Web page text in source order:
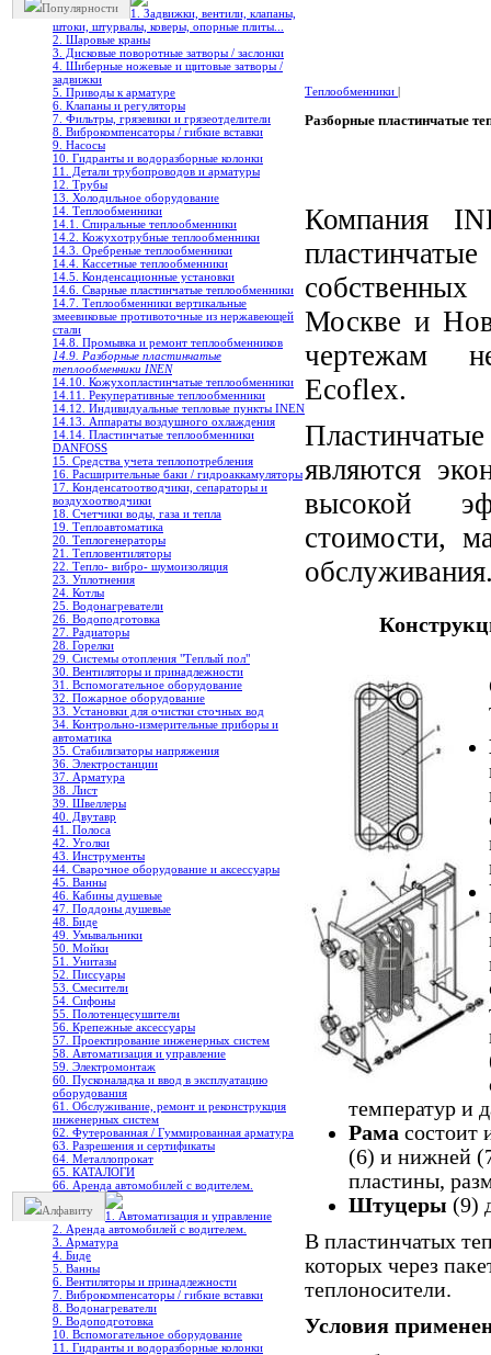
Популярности
1. Задвижки, вентили, клапаны,
штоки, штурвалы, коверы, опорные плиты...
2. Шаровые краны
3. Дисковые поворотные затворы / заслонки
4. Шиберные ножевые и щитовые затворы /
задвижки
5. Приводы к арматуре
6. Клапаны и регуляторы
7. Фильтры, грязевики и грязеотделители
8. Виброкомпенсаторы / гибкие вставки
9. Насосы
10. Гидранты и водоразборные колонки
11. Детали трубопроводов и арматуры
12. Трубы
13. Холодильное oборудование
14. Теплообменники
14.1. Спиральные теплообменники
14.2. Кожухотрубные теплообменники
14.3. Оребреные теплообменники
14.4. Кассетные теплообменники
14.5. Конденсационные установки
14.6. Сварные пластинчатые теплообменники
14.7. Теплообменники вертикальные
змеевиковые противоточные из нержавеющей
стали
14.8. Промывка и ремонт теплообменников
14.9. Разборные пластинчатые
теплообменники INEN
14.10. Кожухопластинчатые теплообменники
14.11. Рекуперативные теплообменники
14.12. Индивидуальные тепловые пункты INEN
14.13. Аппараты воздушного охлаждения
14.14. Пластинчатые теплообменники
DANFOSS
15. Средства учета теплопотребления
16. Расширительные баки / гидроаккамуляторы
17. Конденсатоотводчики, сепараторы и
воздухоотводчики
18. Счетчики воды, газа и тепла
19. Теплоавтоматика
20. Теплогенераторы
21. Тепловентиляторы
22. Тепло- вибро- шумоизоляция
23. Уплотнения
24. Котлы
25. Водонагреватели
26. Водоподготовка
27. Радиаторы
28. Горелки
29. Системы отопления "Теплый пол"
30. Вентиляторы и принадлежности
31. Вспомогательное оборудование
32. Пожарное оборудование
33. Установки для очистки сточных вод
34. Контрольно-измерительные приборы и
автоматика
35. Стабилизаторы напряжения
36. Электростанции
37. Арматура
38. Лист
39. Швеллеры
40. Двутавр
41. Полоса
42. Уголки
43. Инструменты
44. Сварочное оборудование и аксессуары
45. Ванны
46. Кабины душевые
47. Поддоны душевые
48. Биде
49. Умывальники
50. Мойки
51. Унитазы
52. Писсуары
53. Смесители
54. Сифоны
55. Полотенцесушители
56. Крепежные аксессуары
57. Проектирование инженерных систем
58. Автоматизация и управление
59. Электромонтаж
60. Пусконаладка и ввод в эксплуатацию
оборудования
61. Обслуживание, ремонт и реконструкция
инженерных систем
62. Футерованная / Гуммированная арматура
63. Разрешения и сертификаты
64. Металлопрокат
65. КАТАЛОГИ
66. Аренда автомобилей с водителем.
Алфавиту
1. Автоматизация и управление
2. Аренда автомобилей с водителем.
3. Арматура
4. Биде
5. Ванны
6. Вентиляторы и принадлежности
7. Виброкомпенсаторы / гибкие вставки
8. Водонагреватели
9. Водоподготовка
10. Вспомогательное оборудование
11. Гидранты и водоразборные колонки
Теплообменники |
Разборные пластинчатые
Компания
Москве и
чертежам
Ecoflex.
являются
высокой
стоимости,
температур и
Рама состоит
(6) и нижней
пластины,
Штуцеры (9)
В пластинчатых
которых через
теплоносители.
Условия